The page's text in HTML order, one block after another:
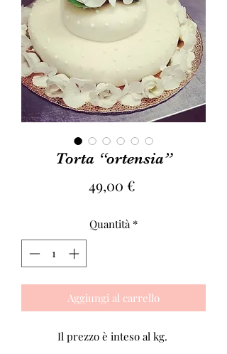
Torta “ortensia”
49,00 €Prezzo
Quantità *
Aggiungi al carrello
Il prezzo è inteso al kg.